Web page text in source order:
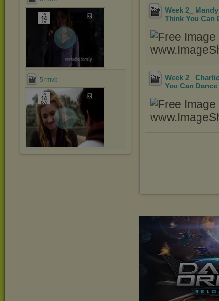
5.rmvb
Week 2_
Think You Can
Week 2_
You Can